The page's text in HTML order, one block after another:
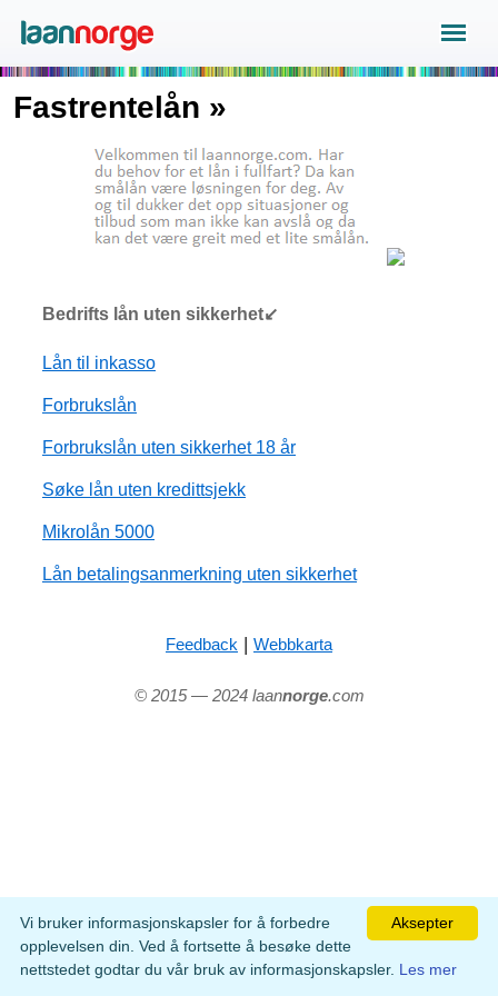
Fastrentelån »
Bedrifts lån uten sikkerhet↙
Lån til inkasso
Forbrukslån
Forbrukslån uten sikkerhet 18 år
Søke lån uten kredittsjekk
Mikrolån 5000
Lån betalingsanmerkning uten sikkerhet
Feedback | Webbkarta
© 2015 — 2024 laannorge.com
Aksepter
Vi bruker informasjonskapsler for å forbedre
opplevelsen din. Ved å fortsette å besøke dette
nettstedet godtar du vår bruk av informasjonskapsler. Les mer